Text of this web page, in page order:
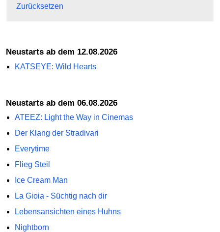
Zurücksetzen
Neustarts ab dem 12.08.2026
KATSEYE: Wild Hearts
Neustarts ab dem 06.08.2026
ATEEZ: Light the Way in Cinemas
Der Klang der Stradivari
Everytime
Flieg Steil
Ice Cream Man
La Gioia - Süchtig nach dir
Lebensansichten eines Huhns
Nightborn